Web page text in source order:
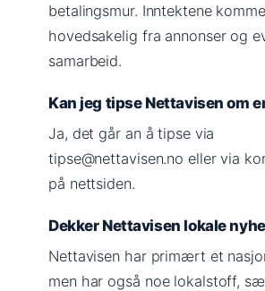
betalingsmur. Inntektene
hovedsakelig fra annonser og
samarbeid.
Kan jeg tipse Nettavisen om
Ja, det går an å tipse via
tipse@nettavisen.no eller via
på nettsiden.
Dekker Nettavisen lokale
Nettavisen har primært et
men har også noe lokalstoff,